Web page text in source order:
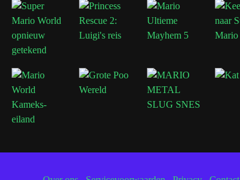
Mario Bros 2 Mega Mario X
Wart, Birdo, Mouser, Fryguy, Clawgrip en Tryclyde.